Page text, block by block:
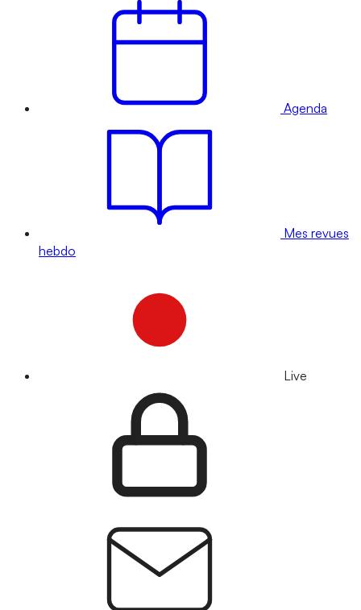
Agenda
Mes revues
hebdo
Live